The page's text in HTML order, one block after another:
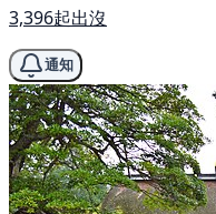
3,396起出沒
通知